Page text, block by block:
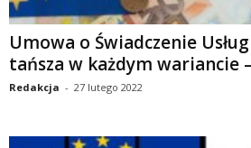
Umowa o Świadczenie
tańsza w każdym wariancie –
Redakcja - 27 lutego 2022